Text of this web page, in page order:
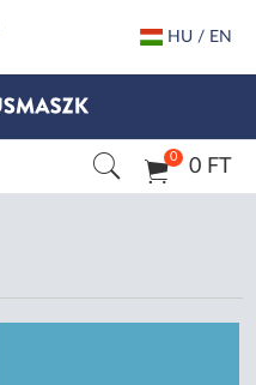
HU / EN
0 0 FT